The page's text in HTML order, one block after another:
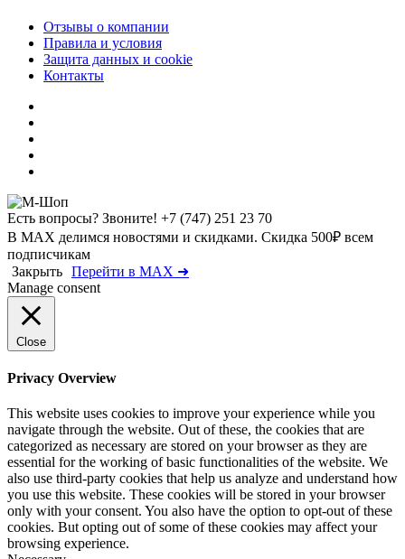
Отзывы о компании
Правила и условия
Защита данных и cookie
Контакты
Есть вопросы? Звоните! +7 (747) 251 23 70
В MAX делимся новостями и скидками. Скидка 500₽ всем
подписчикам
Закрыть Перейти в MAX ➜
Manage consent
Close
Privacy Overview
This website uses cookies to improve your experience while you
navigate through the website. Out of these, the cookies that are
categorized as necessary are stored on your browser as they are
essential for the working of basic functionalities of the website. We
also use third-party cookies that help us analyze and understand how
you use this website. These cookies will be stored in your browser
only with your consent. You also have the option to opt-out of these
cookies. But opting out of some of these cookies may affect your
browsing experience.